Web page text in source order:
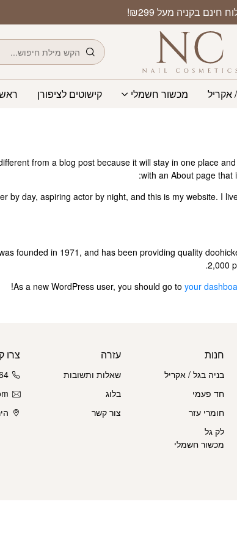
חינם בקניה מעל ₪299!
חיפוש
אקריל מכשור חשמלי קישוטים לציפורן
from a blog post because it will stay in one place
with an About page that
by day, aspiring actor by night, and this is my website. I
founded in 1971, and has been providing quality
2,000
As a new WordPress user, you should go to your
חנות
בניה בגל / אקריל
חד פעמי
חומרי עזר
לק גל
מכשור חשמלי
עזרה
שאלות ותשובות
בלוג
צור קשר
צרו